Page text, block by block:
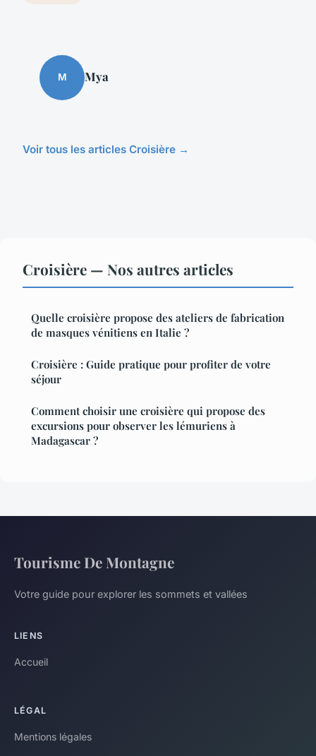
M Mya
Voir tous les articles Croisière →
Croisière — Nos autres articles
Quelle croisière propose des ateliers de fabrication
de masques vénitiens en Italie ?
Croisière : Guide pratique pour profiter de votre
séjour
Comment choisir une croisière qui propose des
excursions pour observer les lémuriens à
Madagascar ?
Tourisme De Montagne
Votre guide pour explorer les sommets et vallées
LIENS
Accueil
LÉGAL
Mentions légales